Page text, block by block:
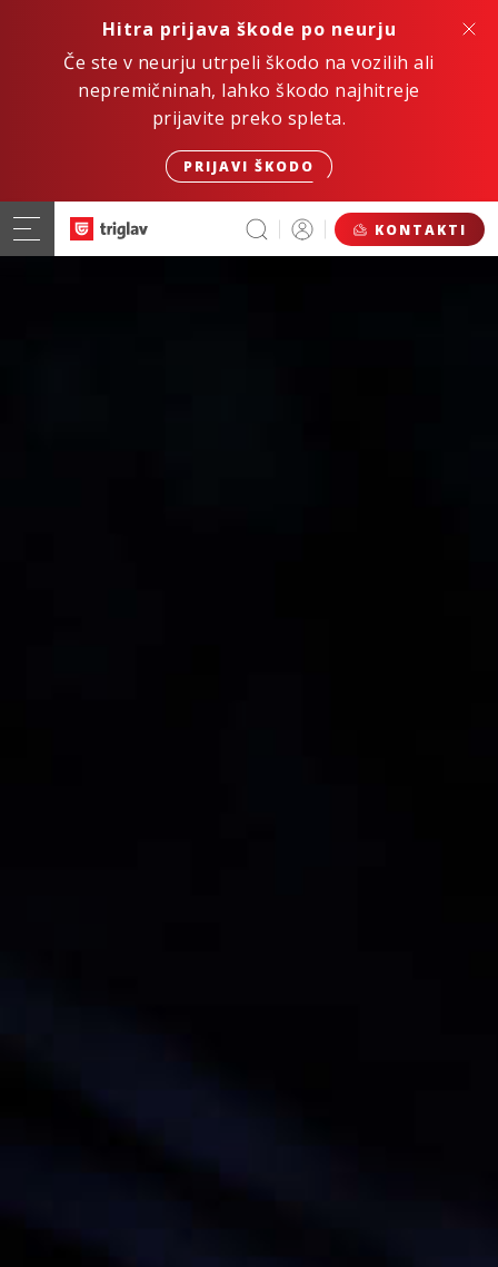
Hitra prijava škode po neurju
Če ste v neurju utrpeli škodo na vozilih ali
nepremičninah, lahko škodo najhitreje
prijavite preko spleta.
PRIJAVI ŠKODO
KONTAKTI